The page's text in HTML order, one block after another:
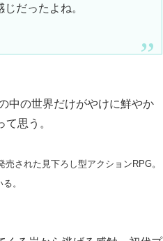
だったよね。
中の世界だけがやけに鮮やか
思う。
された見下ろし型アクションRPG。
。